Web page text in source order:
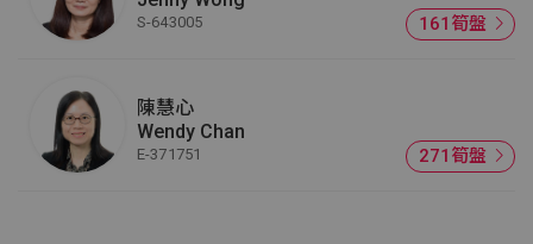
S-643005 161筍盤
陳慧心
Wendy Chan
E-371751 271筍盤